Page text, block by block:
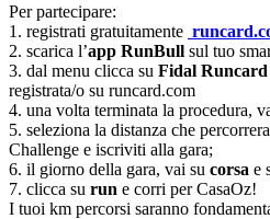
Per partecipare:
1. registrati gratuitamente
2. scarica l’app RunBull sul tuo
3. dal menu clicca su Fidal Runcard
registrata/o su runcard.com
4. una volta terminata la procedura,
5. seleziona la distanza che
Challenge e iscriviti alla gara;
6. il giorno della gara, vai su corsa e
7. clicca su run e corri per CasaOz!
I tuoi km percorsi saranno